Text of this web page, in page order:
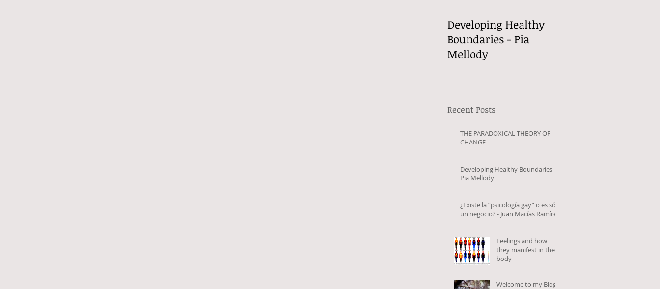
Developing Healthy
Boundaries - Pia
Mellody
Recent Posts
THE PARADOXICAL THEORY OF
CHANGE
Developing Healthy Boundaries -
Pia Mellody
¿Existe la “psicología gay” o es sólo
un negocio? - Juan Macías Ramírez
Feelings and how
they manifest in the
body
Welcome to my Blog!